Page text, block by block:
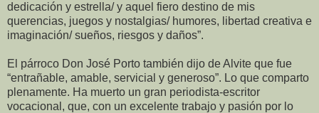
dedicación y estrella/ y aquel fiero destino de mis
querencias, juegos y nostalgias/ humores, libertad creativa e
imaginación/ sueños, riesgos y daños”.
El párroco Don José Porto también dijo de Alvite que fue
“entrañable, amable, servicial y generoso”. Lo que comparto
plenamente. Ha muerto un gran periodista-escritor
vocacional, que, con un excelente trabajo y pasión por lo